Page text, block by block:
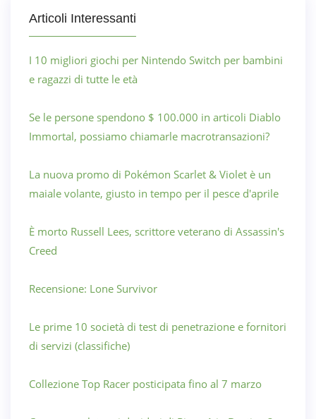
Articoli Interessanti
I 10 migliori giochi per Nintendo Switch per bambini
e ragazzi di tutte le età
Se le persone spendono $ 100.000 in articoli Diablo
Immortal, possiamo chiamarle macrotransazioni?
La nuova promo di Pokémon Scarlet & Violet è un
maiale volante, giusto in tempo per il pesce d'aprile
È morto Russell Lees, scrittore veterano di Assassin's
Creed
Recensione: Lone Survivor
Le prime 10 società di test di penetrazione e fornitori
di servizi (classifiche)
Collezione Top Racer posticipata fino al 7 marzo